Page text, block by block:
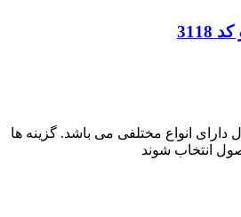
دارای انواع مختلفی می باشد. گزینه ها
انتخاب شوند